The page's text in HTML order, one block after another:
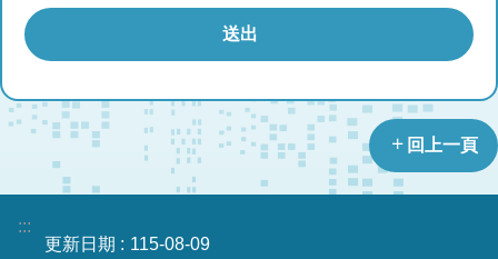
回上一頁
:::
更新日期
115-08-09